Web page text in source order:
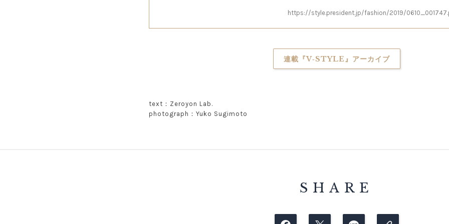
https://style.president.jp/fashion/2019/
連載『V‐STYLE』アーカイブ
text：Zeroyon Lab.
photograph：Yuko Sugimoto
SHARE